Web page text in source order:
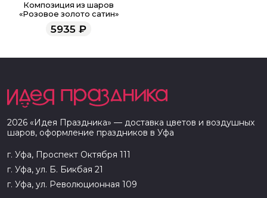
Композиция из шаров
«Розовое золото сатин»
5935 ₽
2026 «Идея Праздника» — доставка цветов и воздушных
шаров, оформление праздников в Уфа
г. Уфа, Проспект Октября 111
г. Уфа, ул. Б. Бикбая 21
г. Уфа, ул. Революционная 109